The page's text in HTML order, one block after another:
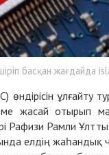
басқан жағдайда
өндірісін
жасай отырып
Рафизи Рамли
елдің жаһандық